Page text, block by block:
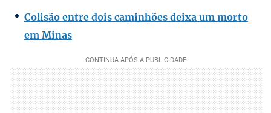
Colisão entre dois caminhões deixa um morto
em Minas